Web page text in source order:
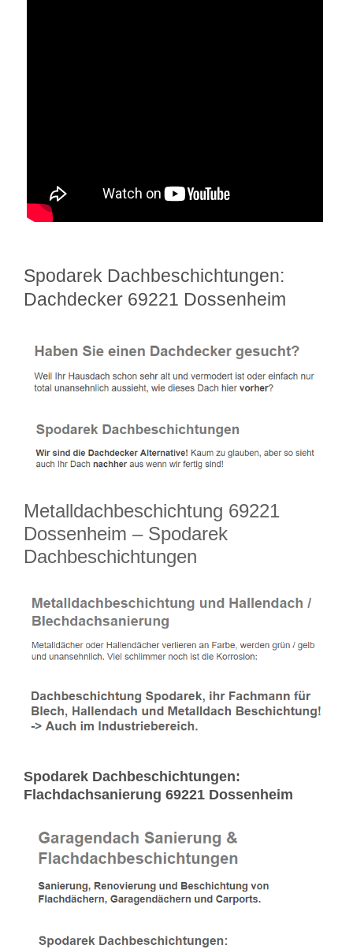
Spodarek Dachbeschichtungen:
Dachdecker 69221 Dossenheim
Metalldachbeschichtung 69221
Dossenheim – Spodarek
Dachbeschichtungen
Spodarek Dachbeschichtungen:
Flachdachsanierung 69221 Dossenheim